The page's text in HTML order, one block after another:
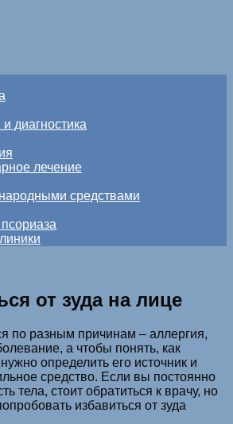
и диагностика
лечение
средствами
от зуда на лице
по разным причинам – аллергия,
а чтобы понять, как
определить его источник и
средство. Если вы постоянно
тела, стоит обратиться к врачу, но
избавиться от зуда